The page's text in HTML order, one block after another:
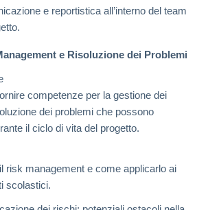
e reportistica all’interno del team
e Risoluzione dei Problemi
competenze per la gestione dei
dei problemi che possono
il ciclo di vita del progetto.
risk management e come applicarlo ai
scolastici.